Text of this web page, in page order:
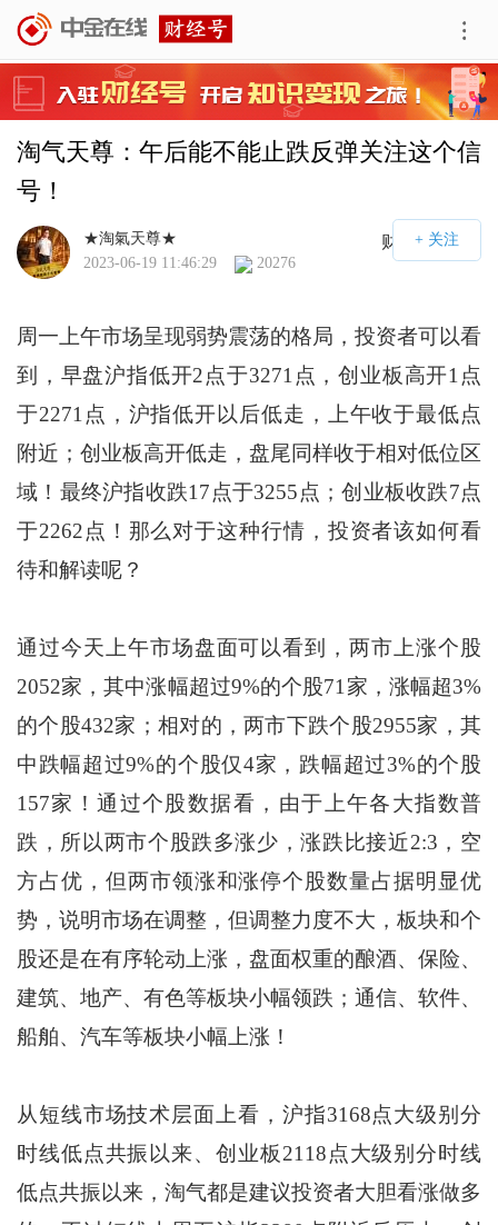
淘气天尊：午后能不能止跌反弹关注这个信
号！
财经号APP
★淘氣天尊★
2023-06-19 11:46:29
20276
周一上午市场呈现弱势震荡的格局，投资者可以看
到，早盘沪指低开2点于3271点，创业板高开1点
于2271点，沪指低开以后低走，上午收于最低点
附近；创业板高开低走，盘尾同样收于相对低位区
域！最终沪指收跌17点于3255点；创业板收跌7点
于2262点！那么对于这种行情，投资者该如何看
待和解读呢？
通过今天上午市场盘面可以看到，两市上涨个股
2052家，其中涨幅超过9%的个股71家，涨幅超3%
的个股432家；相对的，两市下跌个股2955家，其
中跌幅超过9%的个股仅4家，跌幅超过3%的个股
157家！通过个股数据看，由于上午各大指数普
跌，所以两市个股跌多涨少，涨跌比接近2:3，空
方占优，但两市领涨和涨停个股数量占据明显优
势，说明市场在调整，但调整力度不大，板块和个
股还是在有序轮动上涨，盘面权重的酿酒、保险、
建筑、地产、有色等板块小幅领跌；通信、软件、
船舶、汽车等板块小幅上涨！
从短线市场技术层面上看，沪指3168点大级别分
时线低点共振以来、创业板2118点大级别分时线
低点共振以来，淘气都是建议投资者大胆看涨做多